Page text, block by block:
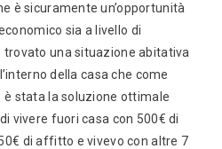
è sicuramente un’opportunità
sia a livello di
trovato una situazione abitativa
della casa che come
è stata la soluzione ottimale
vivere fuori casa con 500€ di
di affitto e vivevo con altre 7